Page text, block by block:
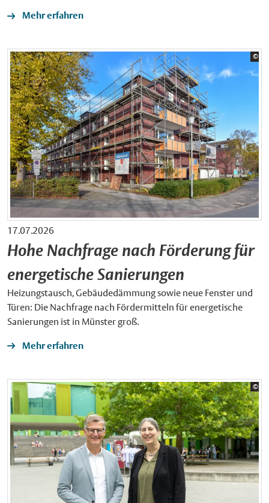
Mehr erfahren
©
17.07.2026
Hohe Nachfrage nach Förderung für
energetische Sanierungen
Heizungstausch, Gebäudedämmung sowie neue Fenster und
Türen: Die Nachfrage nach Fördermitteln für energetische
Sanierungen ist in Münster groß.
Mehr erfahren
©